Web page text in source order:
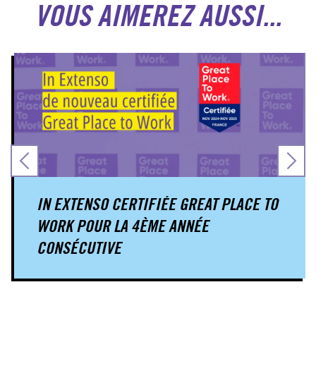
VOUS AIMEREZ AUSSI...
IN EXTENSO CERTIFIÉE GREAT PLACE TO
WORK POUR LA 4ÈME ANNÉE
CONSÉCUTIVE